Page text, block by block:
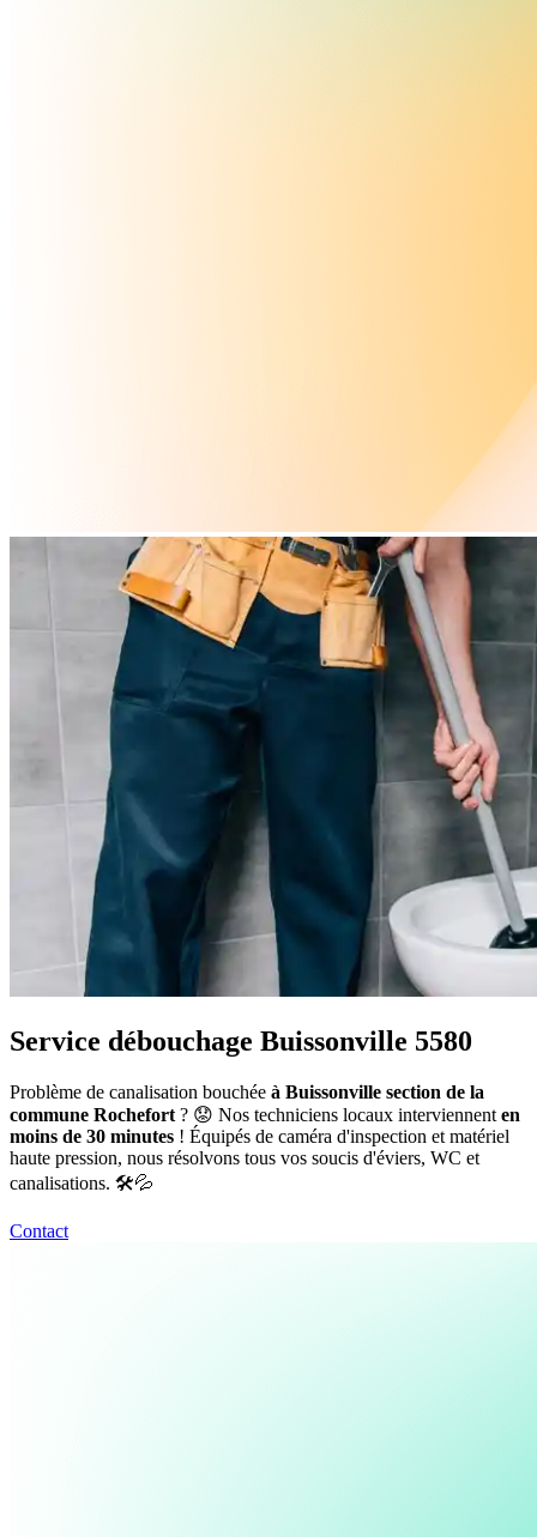
Service débouchage Buissonville 5580
Problème de canalisation bouchée à Buissonville section de la
commune Rochefort ? 😟 Nos techniciens locaux interviennent en
moins de 30 minutes ! Équipés de caméra d'inspection et matériel
haute pression, nous résolvons tous vos soucis d'éviers, WC et
canalisations. 🛠️💦
Contact